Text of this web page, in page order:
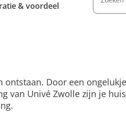
& voordeel
Door een
van Univé Zwolle zijn je